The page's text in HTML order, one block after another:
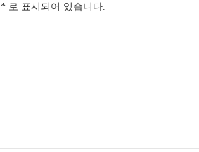
* 로 표시되어 있습니다.